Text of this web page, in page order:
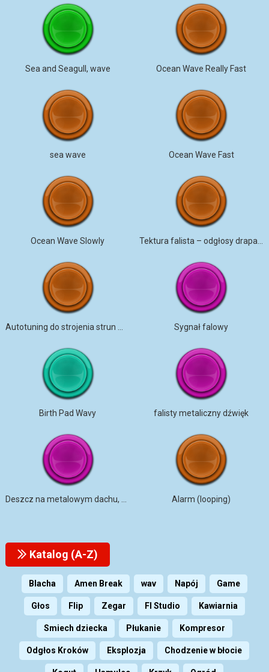
Sea and Seagull, wave Ocean Wave Really Fast
sea wave Ocean Wave Fast
Ocean Wave Slowly
Sygnał falowy
Birth Pad Wavy falisty metaliczny dźwięk
Alarm (looping)
Katalog (A-Z)
Blacha Amen Break wav Napój Game
Głos Flip Zegar Fl Studio Kawiarnia
Smiech dziecka Płukanie Kompresor
Odgłos Kroków Eksplozja Chodzenie w błocie